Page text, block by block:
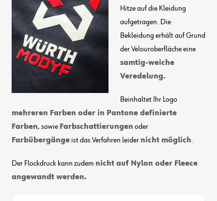
Hitze auf die Kleidung
aufgetragen. Die
Bekleidung erhält auf Grund
der Velouroberfläche eine
samtig-weiche
Veredelung.
Beinhaltet Ihr Logo
mehreren Farben oder in Pantone definierte
Farben, sowie Farbschattierungen oder
Farbübergänge ist das Verfahren leider nicht möglich.
Der Flockdruck kann zudem nicht auf Nylon oder Fleece
angewandt werden.